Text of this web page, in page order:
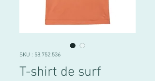
SKU : 58.752.536
T-shirt de surf